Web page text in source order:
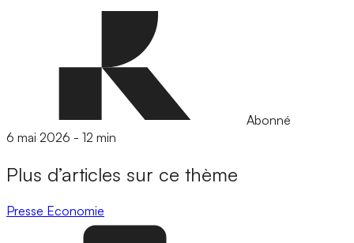
Abonné
6 mai 2026 - 12 min
Plus d’articles sur ce thème
Presse Economie